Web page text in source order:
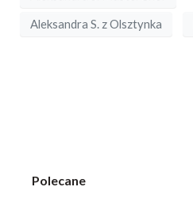
Aleksandra S. z Olsztynka
Polecane